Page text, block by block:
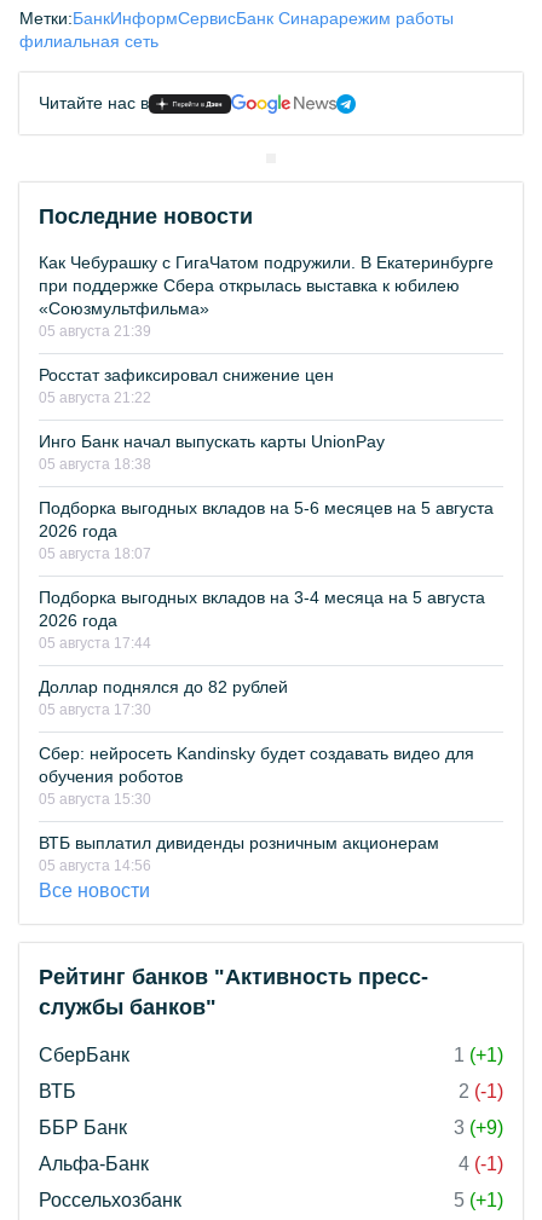
Метки:БанкИнформСервисБанк Синарарежим работы
филиальная сеть
Читайте нас в
Последние новости
Как Чебурашку с ГигаЧатом подружили. В Екатеринбурге
при поддержке Сбера открылась выставка к юбилею
«Союзмультфильма»
05 августа 21:39
Росстат зафиксировал снижение цен
05 августа 21:22
Инго Банк начал выпускать карты UnionPay
05 августа 18:38
Подборка выгодных вкладов на 5-6 месяцев на 5 августа
2026 года
05 августа 18:07
Подборка выгодных вкладов на 3-4 месяца на 5 августа
2026 года
05 августа 17:44
Доллар поднялся до 82 рублей
05 августа 17:30
Сбер: нейросеть Kandinsky будет создавать видео для
обучения роботов
05 августа 15:30
ВТБ выплатил дивиденды розничным акционерам
05 августа 14:56
Все новости
Рейтинг банков "Активность пресс-
службы банков"
СберБанк 1 (+1)
ВТБ
2 (-1)
ББР Банк
3 (+9)
Альфа-Банк
4 (-1)
Россельхозбанк
5 (+1)